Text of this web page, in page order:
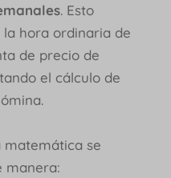
. Esto
hora ordinaria de
de precio de
el cálculo de
matemática se
manera: